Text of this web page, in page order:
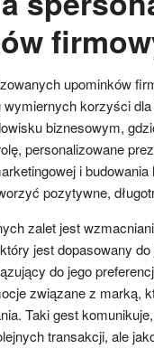
upominków
korzyści
biznesowym,
personalizowane
i
pozytywne,
zalet jest
jest dopasowany
do jego
związane z marką,
Taki gest
transakcji, ale